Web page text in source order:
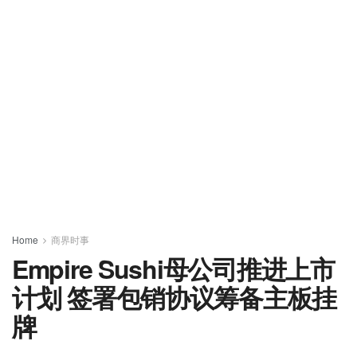
Home 商界时事
Empire Sushi母公司推进上市
计划 签署包销协议筹备主板挂
牌